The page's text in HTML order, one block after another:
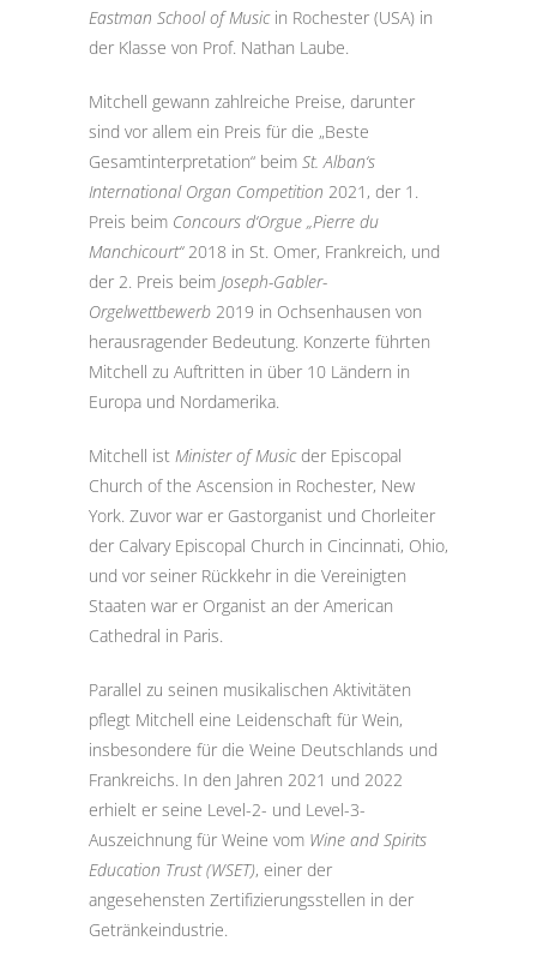
Eastman School of Musicin Rochester (USA) in
der Klasse von Prof. Nathan Laube.
Mitchell gewann zahlreiche Preise, darunter
sind vor allem ein Preis für die „Beste
Gesamtinterpretation“ beim St. Alban‘s
International Organ Competition 2021, der 1.
Preis beim Concours d‘Orgue „Pierre du
Manchicourt“2018 in St. Omer, Frankreich, und
der 2. Preis beim Joseph-Gabler-
Orgelwettbewerb 2019 in Ochsenhausen von
herausragender Bedeutung. Konzerte führten
Mitchell zu Auftritten in über 10 Ländern in
Europa und Nordamerika.
Mitchell ist Minister of Musicder Episcopal
Church of the Ascension in Rochester, New
York. Zuvor war er Gastorganist und Chorleiter
der Calvary Episcopal Church in Cincinnati, Ohio,
und vor seiner Rückkehr in die Vereinigten
Staaten war er Organist an der American
Cathedral in Paris.
Parallel zu seinen musikalischen Aktivitäten
pflegt Mitchell eine Leidenschaft für Wein,
insbesondere für die Weine Deutschlands und
Frankreichs. In den Jahren 2021 und 2022
erhielt er seine Level-2- und Level-3-
Auszeichnung für Weine vom Wine and Spirits
Education Trust (WSET), einer der
angesehensten Zertifizierungsstellen in der
Getränkeindustrie.